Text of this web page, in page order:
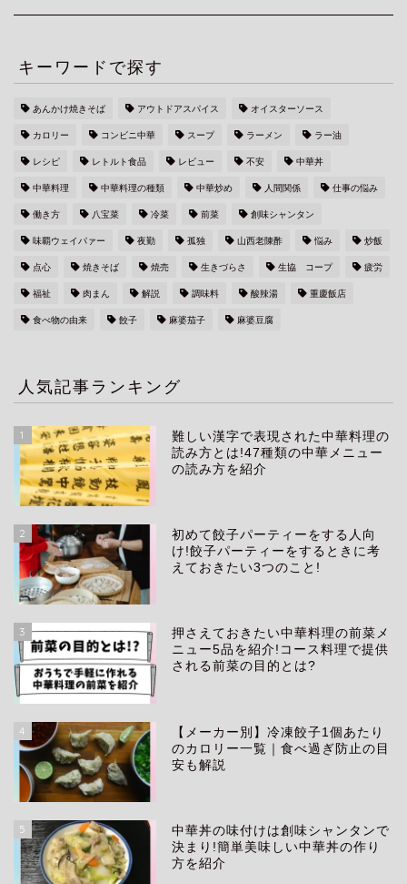
キーワードで探す
あんかけ焼きそば アウトドアスパイス オイスターソース
カロリー コンビニ中華 スープ ラーメン ラー油
レシピ レトルト食品 レビュー 不安 中華丼
中華料理 中華料理の種類 中華炒め 人間関係 仕事の悩み
働き方 八宝菜 冷菜 前菜 創味シャンタン
味覇ウェイパァー 夜勤 孤独 山西老陳酢 悩み 炒飯
点心 焼きそば 焼売 生きづらさ 生協 コープ 疲労
福祉 肉まん 解説 調味料 酸辣湯 重慶飯店
食べ物の由来 餃子 麻婆茄子 麻婆豆腐
人気記事ランキング
1
難しい漢字で表現された中華料理の
読み方とは!47種類の中華メニュー
の読み方を紹介
2
初めて餃子パーティーをする人向
け!餃子パーティーをするときに考
えておきたい3つのこと!
3
押さえておきたい中華料理の前菜メ
ニュー5品を紹介!コース料理で提供
される前菜の目的とは?
4
【メーカー別】冷凍餃子1個あたり
のカロリー一覧｜食べ過ぎ防止の目
安も解説
5
中華丼の味付けは創味シャンタンで
決まり!簡単美味しい中華丼の作り
方を紹介
生き方
中華料理